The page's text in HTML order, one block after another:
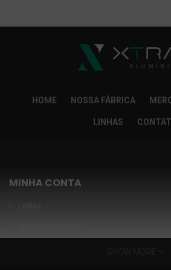
HOME NOSSA FÁBRICA
LINHAS
MINHA CONTA